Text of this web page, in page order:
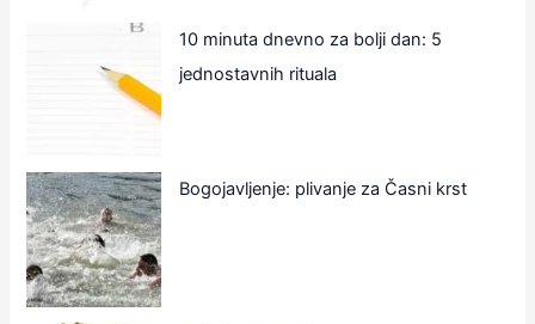
10 minuta dnevno za bolji dan: 5
jednostavnih rituala
Bogojavljenje: plivanje za Časni krst